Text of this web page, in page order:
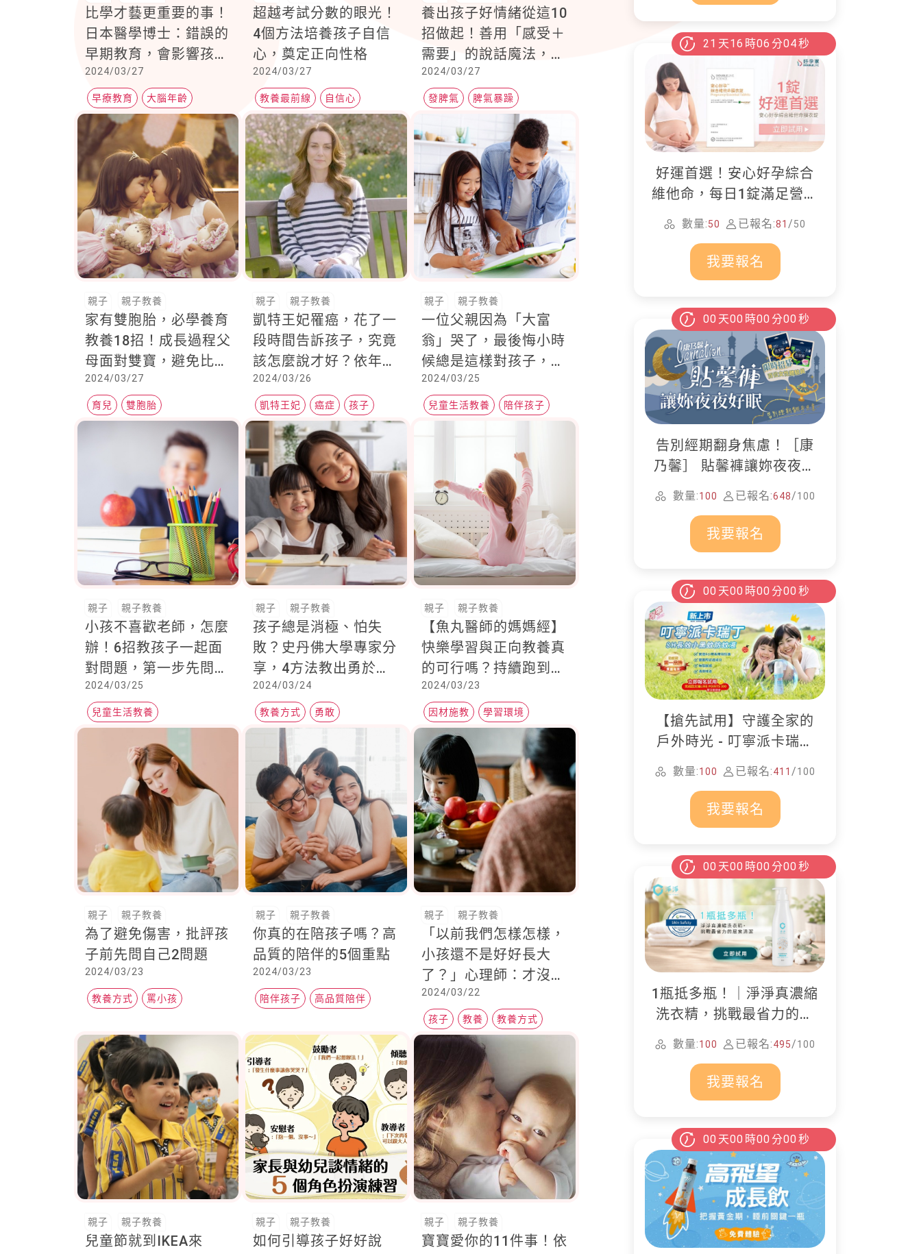
比學才藝更重要的事！
日本醫學博士：錯誤的
早期教育，會影響孩子
大腦發育的順序
2024/03/27
早療教育 大腦年齡
大腦發展
超越考試分數的眼光！
4個方法培養孩子自信
心，奠定正向性格
2024/03/27
教養最前線 自信心
愛的教育
養出孩子好情緒從這10
招做起！善用「感受＋
需要」的說話魔法，父
母要多關心孩子「這一
點」
2024/03/27
發脾氣 脾氣暴躁
兒童生活教養
親子 親子教養
家有雙胞胎，必學養育
教養18招！成長過程父
母面對雙寶，避免比較
一視同仁格外重要
2024/03/27
育兒 雙胞胎
親子 親子教養
凱特王妃罹癌，花了一
段時間告訴孩子，究竟
該怎麼說才好？依年紀
有不同處理方式
2024/03/26
凱特王妃 癌症 孩子
親子 親子教養
一位父親因為「大富
翁」哭了，最後悔小時
候總是這樣對孩子，專
家：因為愛小孩，爸爸
也開始改變
2024/03/25
兒童生活教養 陪伴孩子
親子 親子教養
小孩不喜歡老師，怎麼
辦！6招教孩子一起面
對問題，第一步先問
「這件事」
2024/03/25
兒童生活教養
親子 親子教養
孩子總是消極、怕失
敗？史丹佛大學專家分
享，4方法教出勇於挑
戰的孩子
2024/03/24
教養方式 勇敢
親子 親子教養
【魚丸醫師的媽媽經】
快樂學習與正向教養真
的可行嗎？持續跑到終
點比贏在起跑點重要
2024/03/23
因材施教 學習環境
正向教養
親子 親子教養
為了避免傷害，批評孩
子前先問自己2問題
2024/03/23
教養方式 罵小孩
親子 親子教養
你真的在陪孩子嗎？高
品質的陪伴的5個重點
2024/03/23
陪伴孩子 高品質陪伴
親子 親子教養
「以前我們怎樣怎樣，
小孩還不是好好長大
了？」心理師：才沒
有！請不要對著努力摸
索新方法教育下一代的
人潑冷水、說風涼話
2024/03/22
孩子 教養 教養方式
親子 親子教養
兒童節就到IKEA來
親子 親子教養
如何引導孩子好好說
親子 親子教養
寶寶愛你的11件事！依
21 天16 時06 分02秒
好運首選！安心好孕綜合
維他命，每日1錠滿足營養
所需
數量:50 已報名:81 /50
我要報名
00 天00 時00 分00 秒
告別經期翻身焦慮！［康
乃馨］ 貼馨褲讓妳夜夜好
數量:100 已報名:648/100
我要報名
00 天00 時00 分00 秒
【搶先試用】守護全家的
戶外時光 - 叮寧派卡瑞丁
防蚊液
數量:100 已報名:411 /100
我要報名
00 天00 時00 分00 秒
1瓶抵多瓶！｜淨淨真濃縮
洗衣精，挑戰最省力的居
家清潔
數量:100 已報名:495/100
我要報名
00 天00 時00 分00 秒